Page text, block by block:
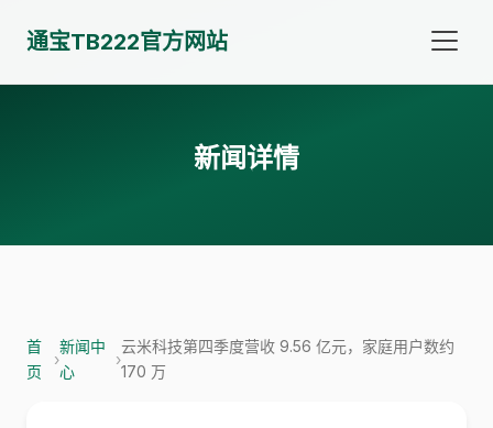
通宝TB222官方网站
新闻详情
首
页
›
新闻中
心
›
云米科技第四季度营收 9.56 亿元，家庭用户数约
170 万